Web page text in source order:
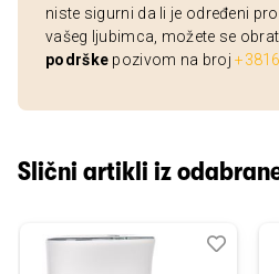
niste sigurni da li je određeni
vašeg ljubimca, možete se
podrške pozivom na broj
Slični artikli iz
Dodaj
Uporedi